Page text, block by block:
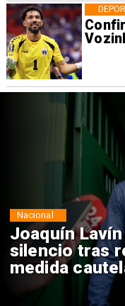
Chile y
reinicio de
consulares
Nacional